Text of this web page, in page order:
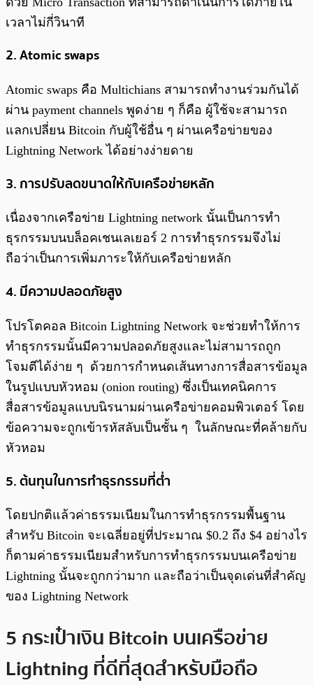
เวลาไม่กี่วินาที
2. Atomic swaps
Atomic swaps คือ Multichians สามารถทำงานร่วมกันได้
ผ่าน payment channels พูดง่าย ๆ ก็คือ ผู้ใช้จะสามารถ
แลกเปลี่ยน Bitcoin กับผู้ใช้อื่น ๆ ผ่านเครือข่ายของ
Lightning Network ได้อย่างง่ายดาย
3. การปรับลดขนาดให้กับเครือข่ายหลัก
เนื่องจากเครือข่าย Lightning network นั้นเป็นการทำ
ธุรกรรมบนบล็อคเชนเลเยอร์ 2 การทำธุรกรรมจึงไม่
ถือว่าเป็นการเพิ่มภาระให้กับเครือข่ายหลัก
4. มีความปลอดภัยสูง
โปรโตคอล Bitcoin Lightning Network จะช่วยทำให้การ
ทำธุรกรรมนั้นมีความปลอดภัยสูงและไม่สามารถถูก
โจมตีได้ง่าย ๆ ด้วยการกำหนดเส้นทางการสื่อสารข้อมูล
ในรูปแบบหัวหอม (onion routing) ซึ่งเป็นเทคนิคการ
สื่อสารข้อมูลแบบนิรนามผ่านเครือข่ายคอมพิวเตอร์ โดย
ข้อความจะถูกเข้ารหัสลับเป็นชั้น ๆ ในลักษณะที่คล้ายกับ
หัวหอม
5.ต้นทุนในการทำธุรกรรมที่ต่ำ
โดยปกติแล้วค่าธรรมเนียมในการทำธุรกรรมพื้นฐาน
สำหรับ Bitcoin จะเฉลี่ยอยู่ที่ประมาณ $0.2 ถึง $4 อย่างไร
ก็ตามค่าธรรมเนียมสำหรับการทำธุรกรรมบนเครือข่าย
Lightning นั้นจะถูกกว่ามาก และถือว่าเป็นจุดเด่นที่สำคัญ
ของ Lightning Network
5 กระเป๋าเงิน Bitcoin บนเครือข่าย
Lightning ที่ดีที่สุดสำหรับมือถือ